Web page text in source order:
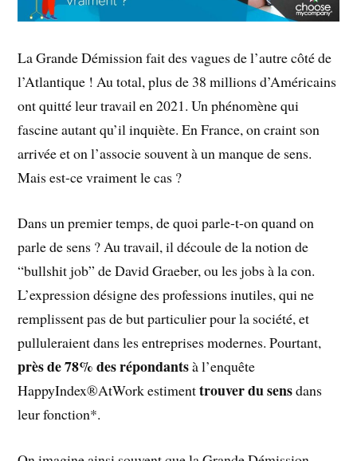
La Grande Démission fait des vagues de l’autre côté de
l’Atlantique ! Au total, plus de 38 millions d’Américains
ont quitté leur travail en 2021. Un phénomène qui
fascine autant qu’il inquiète. En France, on craint son
arrivée et on l’associe souvent à un manque de sens.
Mais est-ce vraiment le cas ?
Dans un premier temps, de quoi parle-t-on quand on
parle de sens ? Au travail, il découle de la notion de
“bullshit job” de David Graeber, ou les jobs à la con.
L’expression désigne des professions inutiles, qui ne
remplissent pas de but particulier pour la société, et
pulluleraient dans les entreprises modernes. Pourtant,
près de 78% des répondantsà l’enquête
HappyIndex®AtWork estimenttrouver du sensdans
leur fonction*.